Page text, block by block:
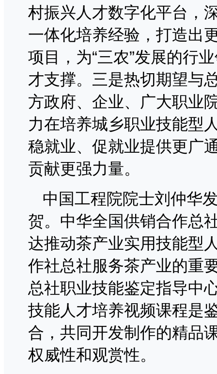
村振兴人才数字化平台，
一体化培养经验，打造出
项目，为“三农”发展的行
才支撑。三是热切期望与
方政府、企业、广大职业
力在培养城乡职业技能型
稳就业、促就业提供更广
贡献更强力量。
中国工程院院士刘仲华
贺。中华全国供销合作总
达推动茶产业实用技能型
作社总社服务茶产业的重
总社职业技能鉴定指导中
技能人才培养视频课程是
合，共同开发制作的精品
权威性和观赏性。